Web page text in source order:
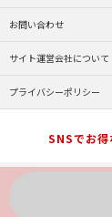
お問い合わせ
サイト運営会社について
プライバシーポリシー
SNSでお得